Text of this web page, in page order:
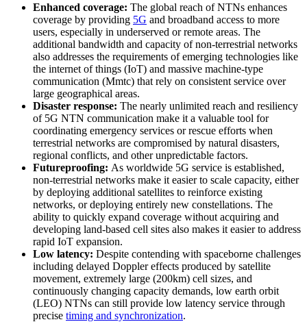
Enhanced coverage: The global reach of NTNs enhances
coverage by providing 5G and broadband access to more
users, especially in underserved or remote areas. The
additional bandwidth and capacity of non-terrestrial networks
also addresses the requirements of emerging technologies like
the internet of things (IoT) and massive machine-type
communication (Mmtc) that rely on consistent service over
large geographical areas.
Disaster response: The nearly unlimited reach and resiliency
of 5G NTN communication make it a valuable tool for
coordinating emergency services or rescue efforts when
terrestrial networks are compromised by natural disasters,
regional conflicts, and other unpredictable factors.
Futureproofing: As worldwide 5G service is established,
non-terrestrial networks make it easier to scale capacity, either
by deploying additional satellites to reinforce existing
networks, or deploying entirely new constellations. The
ability to quickly expand coverage without acquiring and
developing land-based cell sites also makes it easier to address
rapid IoT expansion.
Low latency: Despite contending with spaceborne challenges
including delayed Doppler effects produced by satellite
movement, extremely large (200km) cell sizes, and
continuously changing capacity demands, low earth orbit
(LEO) NTNs can still provide low latency service through
precise timing and synchronization.